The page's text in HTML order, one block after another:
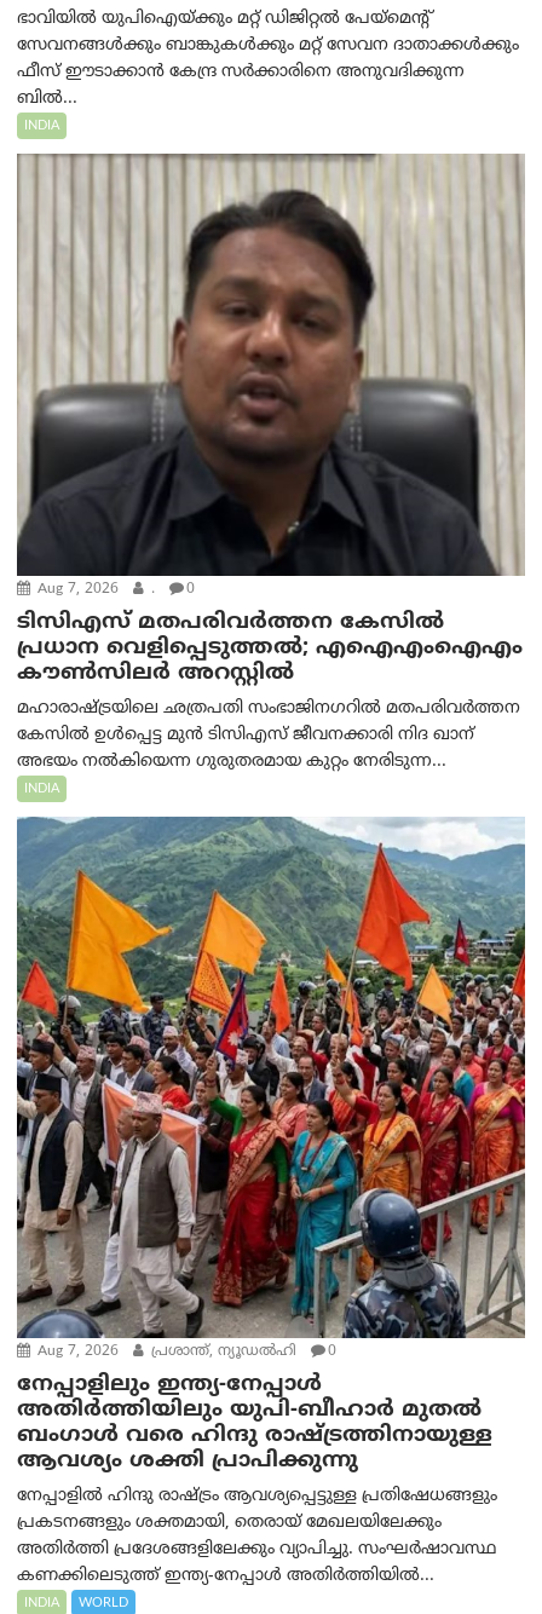
ഭാവിയിൽ യുപിഐയ്ക്കും മറ്റ് ഡിജിറ്റൽ പേയ്‌മെന്റ്
സേവനങ്ങൾക്കും ബാങ്കുകൾക്കും മറ്റ് സേവന ദാതാക്കൾക്കും
ഫീസ് ഈടാക്കാൻ കേന്ദ്ര സർക്കാരിനെ അനുവദിക്കുന്ന
ബിൽ...
INDIA
Aug 7, 2026 . 0
ടിസിഎസ് മതപരിവർത്തന കേസിൽ
പ്രധാന വെളിപ്പെടുത്തൽ; എഐഎംഐഎം
കൗൺസിലർ അറസ്റ്റിൽ
മഹാരാഷ്ട്രയിലെ ഛത്രപതി സംഭാജിനഗറിൽ മതപരിവർത്തന
കേസിൽ ഉൾപ്പെട്ട മുൻ ടിസിഎസ് ജീവനക്കാരി നിദ ഖാന്
അഭയം നൽകിയെന്ന ഗുരുതരമായ കുറ്റം നേരിടുന്ന...
INDIA
Aug 7, 2026 പ്രശാന്ത്, ന്യൂഡല്‍ഹി 0
നേപ്പാളിലും ഇന്ത്യ-നേപ്പാൾ
അതിർത്തിയിലും യുപി-ബീഹാർ മുതൽ
ബംഗാൾ വരെ ഹിന്ദു രാഷ്ട്രത്തിനായുള്ള
ആവശ്യം ശക്തി പ്രാപിക്കുന്നു
നേപ്പാളിൽ ഹിന്ദു രാഷ്ട്രം ആവശ്യപ്പെട്ടുള്ള പ്രതിഷേധങ്ങളും
പ്രകടനങ്ങളും ശക്തമായി, തെരായ് മേഖലയിലേക്കും
അതിർത്തി പ്രദേശങ്ങളിലേക്കും വ്യാപിച്ചു. സംഘർഷാവസ്ഥ
കണക്കിലെടുത്ത് ഇന്ത്യ-നേപ്പാൾ അതിർത്തിയിൽ...
INDIA WORLD